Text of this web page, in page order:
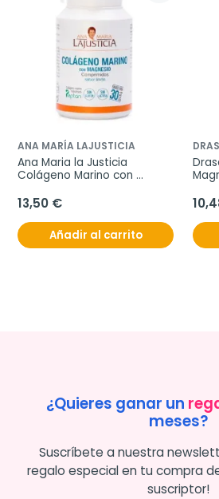
ANA MARÍA LAJUSTICIA
Ana Maria la Justicia
Colágeno Marino con
13,50 €
Añadir al carrito
¿Quieres ganar un
meses?
Suscríbete a nuestra
regalo especial en tu compra
suscriptor!